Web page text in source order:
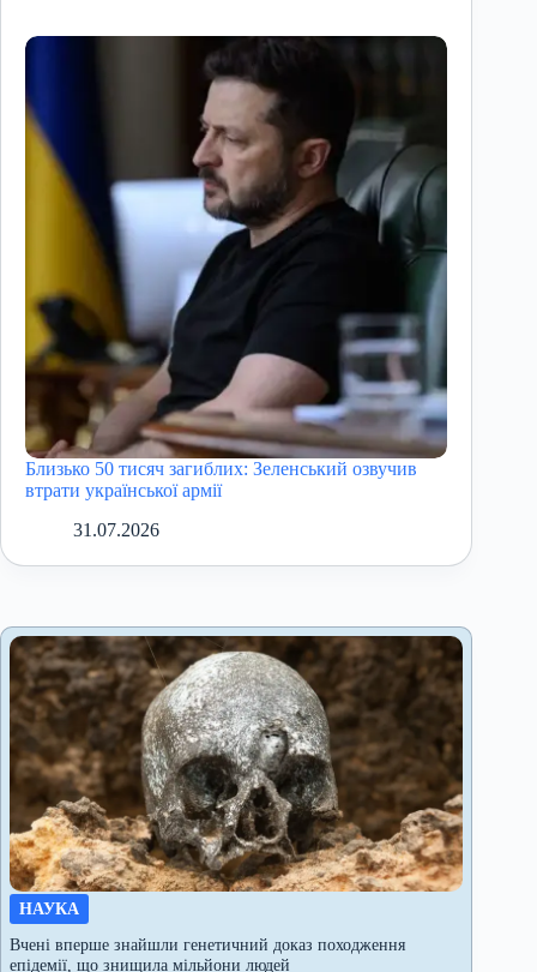
Близько 50 тисяч загиблих: Зеленський озвучив
втрати української армії
31.07.2026
НАУКА
Вчені вперше знайшли генетичний доказ походження
епідемії, що знищила мільйони людей